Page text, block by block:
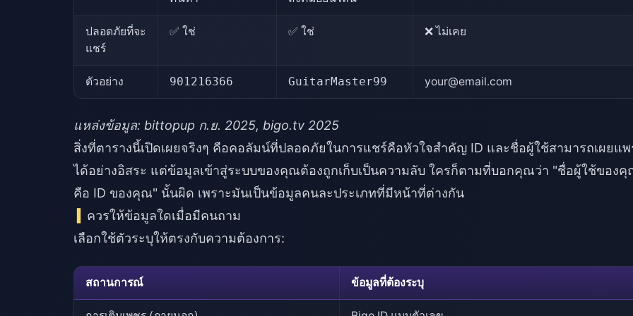
ปลอดภัยที่จะ
แชร์
✅ ใช่ ✅ ใช่ ❌ ไม่เคย
ตัวอย่าง 901216366 GuitarMaster99 your@email.com
แหล่งข้อมูล: bittopup ก.ย. 2025, bigo.tv 2025
สิ่งที่ตารางนี้เปิดเผยจริงๆ คือคอลัมน์ที่ปลอดภัยในการแชร์คือหัวใจสำคัญ ID และชื่อผู้ใช้สามารถเผยแพ
ได้อย่างอิสระ แต่ข้อมูลเข้าสู่ระบบของคุณต้องถูกเก็บเป็นความลับ ใครก็ตามที่บอกคุณว่า "ชื่อผู้ใช้ของ
คือ ID ของคุณ" นั้นผิด เพราะมันเป็นข้อมูลคนละประเภทที่มีหน้าที่ต่างกัน
ควรให้ข้อมูลใดเมื่อมีคนถาม
เลือกใช้ตัวระบุให้ตรงกับความต้องการ:
สถานการณ์ ข้อมูลที่ต้องระบุ